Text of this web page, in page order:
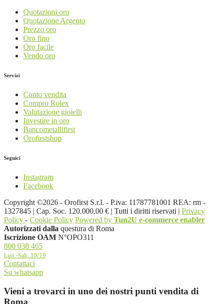
Quotazioni oro
Quotazione Argento
Prezzo oro
Oro fino
Oro facile
Vendo oro
Servizi
Conto vendita
Compro Rolex
Valutazione gioielli
Investire in oro
Bancometallifirst
Orofirstshop
Seguici
Instagram
Facebook
Copyright ©2026 - Orofirst S.r.l. - P.iva: 11787781001 REA: rm -
1327845 | Cap. Soc. 120.000,00 € | Tutti i diritti riservati | Privacy
Policy - Cookie Policy Powered by Tun2U e-commerce enabler
Autorizzati dalla questura di Roma
Iscrizione OAM N°OPO311
800 038 465
Lun.-Sab. 10/19
Contattaci
Su whatsapp
Vieni a trovarci in uno dei nostri punti vendita di
Roma